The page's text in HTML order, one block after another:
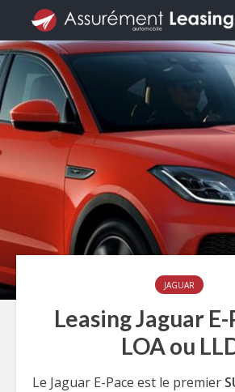
JAGUAR
Leasing Jaguar
LOA ou
Le Jaguar E-Pace est le premier